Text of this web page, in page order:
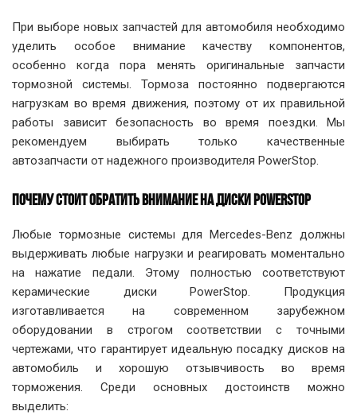
При выборе новых запчастей для автомобиля необходимо
уделить особое внимание качеству компонентов,
особенно когда пора менять оригинальные запчасти
тормозной системы. Тормоза постоянно подвергаются
нагрузкам во время движения, поэтому от их правильной
работы зависит безопасность во время поездки. Мы
рекомендуем выбирать только качественные
автозапчасти от надежного производителя PowerStop.
ПОЧЕМУ СТОИТ ОБРАТИТЬ ВНИМАНИЕ НА ДИСКИ POWERSTOP
Любые тормозные системы для Mercedes-Benz должны
выдерживать любые нагрузки и реагировать моментально
на нажатие педали. Этому полностью соответствуют
керамические диски PowerStop. Продукция
изготавливается на современном зарубежном
оборудовании в строгом соответствии с точными
чертежами, что гарантирует идеальную посадку дисков на
автомобиль и хорошую отзывчивость во время
торможения. Среди основных достоинств можно
выделить: